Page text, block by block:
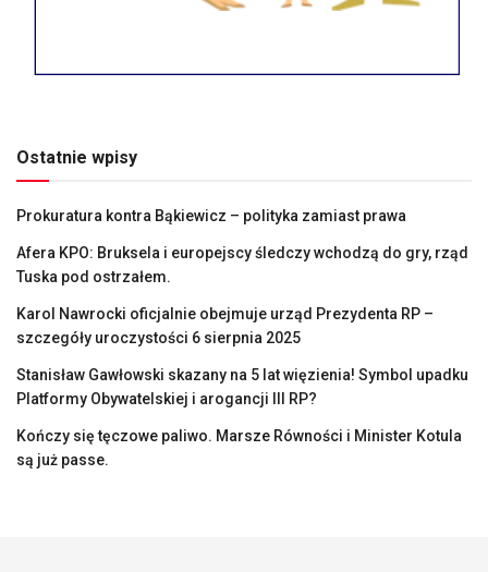
Ostatnie wpisy
Prokuratura kontra Bąkiewicz – polityka zamiast prawa
Afera KPO: Bruksela i europejscy śledczy wchodzą do gry, rząd
Tuska pod ostrzałem.
Karol Nawrocki oficjalnie obejmuje urząd Prezydenta RP –
szczegóły uroczystości 6 sierpnia 2025
Stanisław Gawłowski skazany na 5 lat więzienia! Symbol upadku
Platformy Obywatelskiej i arogancji III RP?
Kończy się tęczowe paliwo. Marsze Równości i Minister Kotula
są już passe.